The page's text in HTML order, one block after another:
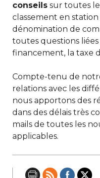
conseils sur toutes
classement en
dénomination de
toutes questions
financement, la taxe
Compte-tenu de
relations avec les
nous apportons des
dans des délais très
mails de toutes les
applicables.